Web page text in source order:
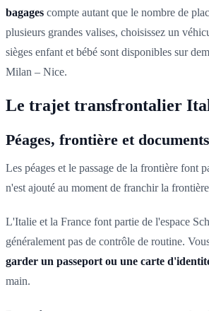
bagages compte autant que le nombre de
plusieurs grandes valises, choisissez un
sièges enfant et bébé sont disponibles sur
Milan – Nice.
Le trajet transfrontalier
Péages, frontière et documents
Les péages et le passage de la frontière font
n'est ajouté au moment de franchir la
L'Italie et la France font partie de l'espace
généralement pas de contrôle de routine.
garder un passeport ou une carte
main.